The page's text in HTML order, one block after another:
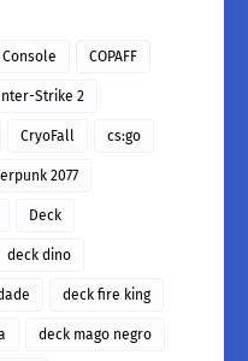
Console COPAFF
Strike 2
CryoFall cs:go
2077
Deck
deck dino
deck fire king
deck mago negro